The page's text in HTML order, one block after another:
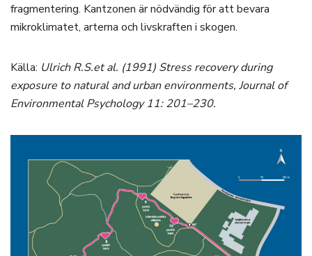
fragmentering. Kantzonen är nödvändig för att bevara
mikroklimatet, arterna och livskraften i skogen.
Källa: Ulrich R.S.et al. (1991) Stress recovery during
exposure to natural and urban environments, Journal of
Environmental Psychology 11: 201–230.